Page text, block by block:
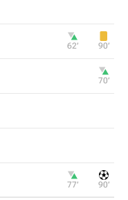
62‎’‎ 90‎’‎
70‎’‎
77‎’‎ 90‎’‎